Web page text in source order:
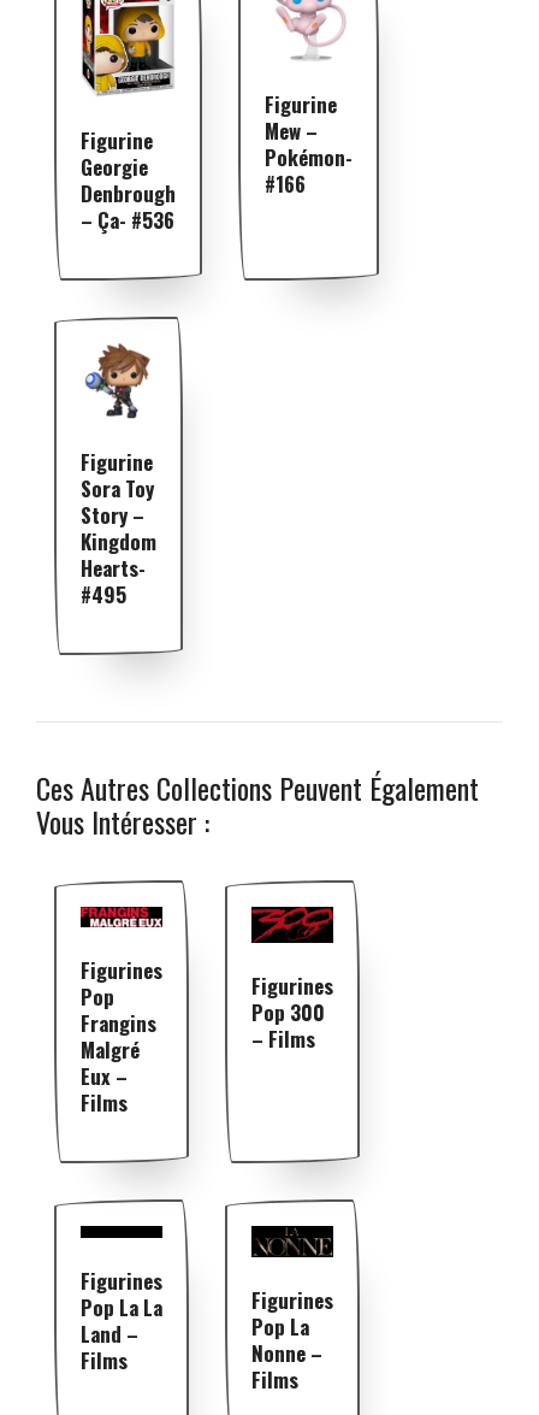
Figurine
Georgie
Denbrough
– Ça- #536
Figurine
Mew –
Pokémon-
#166
Figurine
Sora Toy
Story –
Kingdom
Hearts-
#495
Ces Autres Collections Peuvent Également
Vous Intéresser :
Figurines
Pop
Frangins
Malgré
Eux –
Films
Figurines
Pop 300
– Films
Figurines
Pop La La
Land –
Films
Figurines
Pop La
Nonne –
Films